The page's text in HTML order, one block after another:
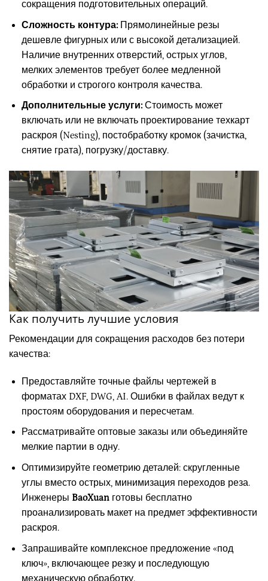
сокращения подготовительных операций.
Сложность контура:Прямолинейные резы
дешевле фигурных или с высокой детализацией.
Наличие внутренних отверстий, острых углов,
мелких элементов требует более медленной
обработки и строгого контроля качества.
Дополнительные услуги:Стоимость может
включать или не включать проектирование техкарт
раскроя (Nesting), постобработку кромок (зачистка,
снятие грата), погрузку/доставку.
Как получить лучшие условия
Рекомендации для сокращения расходов без потери
качества:
Предоставляйте точные файлы чертежей в
форматах DXF, DWG, AI. Ошибки в файлах ведут к
простоям оборудования и пересчетам.
Рассматривайте оптовые заказы или объединяйте
мелкие партии в одну.
Оптимизируйте геометрию деталей: скругленные
углы вместо острых, минимизация переходов реза.
Инженеры BaoXuanготовы бесплатно
проанализировать макет на предмет эффективности
раскроя.
Запрашивайте комплексное предложение «под
ключ», включающее резку и последующую
механическую обработку.